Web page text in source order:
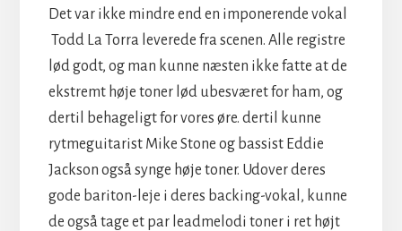
Det var ikke mindre end en imponerende vokal
Todd La Torra leverede fra scenen. Alle registre
lød godt, og man kunne næsten ikke fatte at de
ekstremt høje toner lød ubesværet for ham, og
dertil behageligt for vores øre. dertil kunne
rytmeguitarist Mike Stone og bassist Eddie
Jackson også synge høje toner. Udover deres
gode bariton-leje i deres backing-vokal, kunne
de også tage et par leadmelodi toner i ret højt